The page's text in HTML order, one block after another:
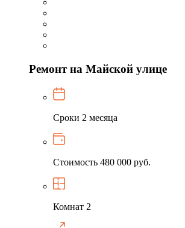
Ремонт на Майской улице
Сроки 2 месяца
Стоимость 480 000 руб.
Комнат 2